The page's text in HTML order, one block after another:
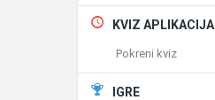
KVIZ APLIKACIJA
Pokreni kviz
IGRE